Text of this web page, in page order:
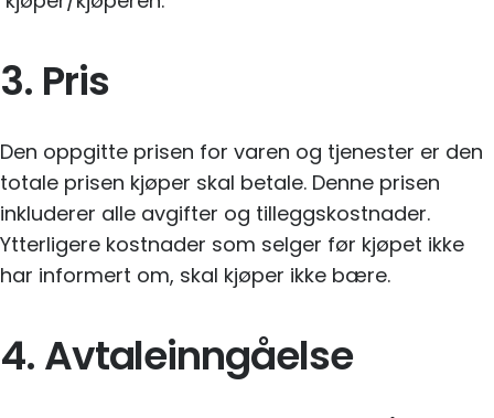
3. Pris
Den oppgitte prisen for varen og tjenester er den
totale prisen kjøper skal betale. Denne prisen
inkluderer alle avgifter og tilleggskostnader.
Ytterligere kostnader som selger før kjøpet ikke
har informert om, skal kjøper ikke bære.
4. Avtaleinngåelse